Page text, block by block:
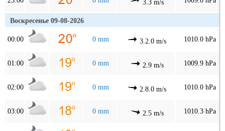
3.3 m/s
Воскресенье 09-08-2026
00:00 0 mm 3.2.0 m/s 1010.0 hPa
01:00 0 mm 2.9 m/s 1009.9 hPa
02:00 0 mm 2.8.0 m/s 1010.0 hPa
03:00 0 mm 2.5 m/s 1010.3 hPa